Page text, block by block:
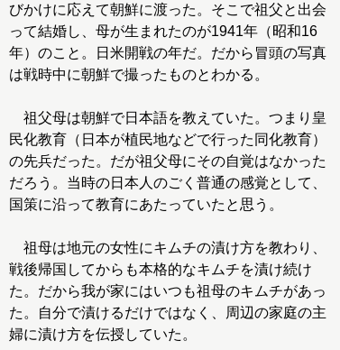
びかけに応えて朝鮮に渡った。そこで祖父と出会
って結婚し、母が生まれたのが1941年（昭和16
年）のこと。日米開戦の年だ。だから冒頭の写真
は戦時中に朝鮮で撮ったものとわかる。
祖父母は朝鮮で日本語を教えていた。つまり皇
民化教育（日本が植民地などで行った同化教育）
の先兵だった。だが祖父母にその自覚はなかった
だろう。当時の日本人のごく普通の感覚として、
国策に沿って教育にあたっていたと思う。
祖母は地元の女性にキムチの漬け方を教わり、
戦後帰国してからも本格的なキムチを漬け続け
た。だから我が家にはいつも祖母のキムチがあっ
た。自分で漬けるだけではなく、周辺の家庭の主
婦に漬け方を伝授していた。